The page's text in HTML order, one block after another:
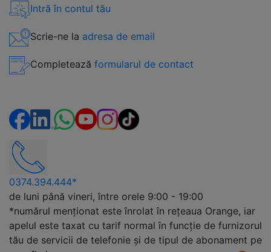
Intră în contul tău
Scrie-ne la adresa de email
Completează formularul de contact
0374.394.444*
de luni până vineri, între orele 9:00 - 19:00
*numărul menționat este înrolat în rețeaua Orange, iar
apelul este taxat cu tarif normal în funcție de furnizorul
tău de servicii de telefonie și de tipul de abonament pe